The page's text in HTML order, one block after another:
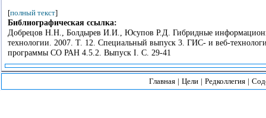
[полный текст]
Библиографическая ссылка:
Добрецов Н.Н., Болдырев И.И., Юсупов Р.Д. Гибридные
технологии. 2007. Т. 12. Специальный выпуск 3. ГИС- и веб-
программы СО РАН 4.5.2. Выпуск I. С. 29-41
Главная | Цели | Редколлегия |